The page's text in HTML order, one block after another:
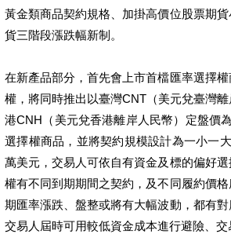
黃金類商品契約規格、加掛高價位股票期
貨三階段漲跌幅新制。
在新產品部分，首先會上市首檔匯率選擇
權，將同時推出以臺灣CNT（美元兌臺灣
港CNH（美元兌香港離岸人民幣）定盤價
選擇權商品，並將契約規模設計為一小一
萬美元，交易人可依自有資金及標的偏好
權有不同到期期間之契約，及不同履約價
期匯率漲跌、盤整或將有大幅波動，都有對
交易人屆時可用較低資金成本進行避險、交